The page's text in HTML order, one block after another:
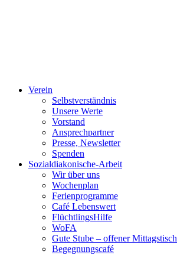
Verein
Selbstverständnis
Unsere Werte
Vorstand
Ansprechpartner
Presse, Newsletter
Spenden
Sozialdiakonische-Arbeit
Wir über uns
Wochenplan
Ferienprogramme
Café Lebenswert
FlüchtlingsHilfe
WoFA
Gute Stube – offener Mittagstisch
Begegnungscafé